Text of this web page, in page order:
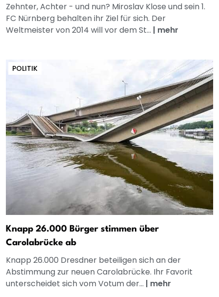
Zehnter, Achter - und nun? Miroslav Klose und sein 1.
FC Nürnberg behalten ihr Ziel für sich. Der
Weltmeister von 2014 will vor dem St... | mehr
POLITIK
Knapp 26.000 Bürger stimmen über
Carolabrücke ab
Knapp 26.000 Dresdner beteiligen sich an der
Abstimmung zur neuen Carolabrücke. Ihr Favorit
unterscheidet sich vom Votum der... | mehr